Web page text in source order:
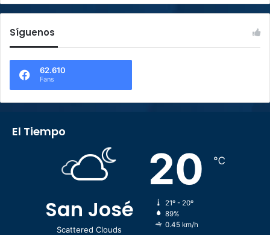
Síguenos
62.610
Fans
El Tiempo
San José
Scattered Clouds
20 ℃
21º - 20º
89%
0.45 km/h